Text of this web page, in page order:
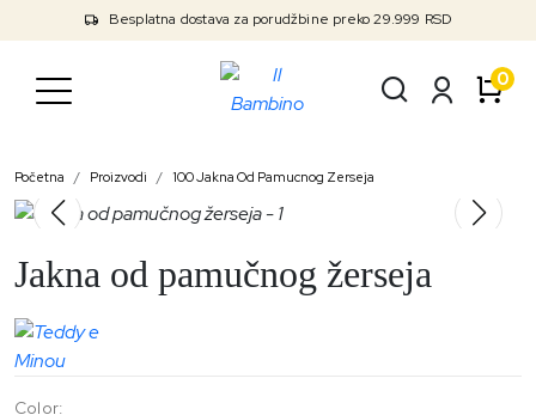
Besplatna dostava za porudžbine preko 29.999 RSD
0
Početna Proizvodi 100 Jakna Od Pamucnog Zerseja
Jakna od pamučnog žerseja
Color: